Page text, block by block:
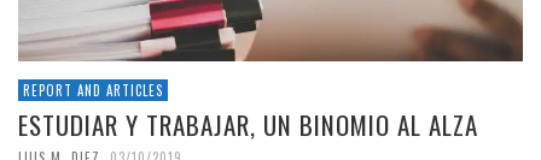
REPORT AND ARTICLES
ESTUDIAR Y TRABAJAR, UN BINOMIO AL ALZA